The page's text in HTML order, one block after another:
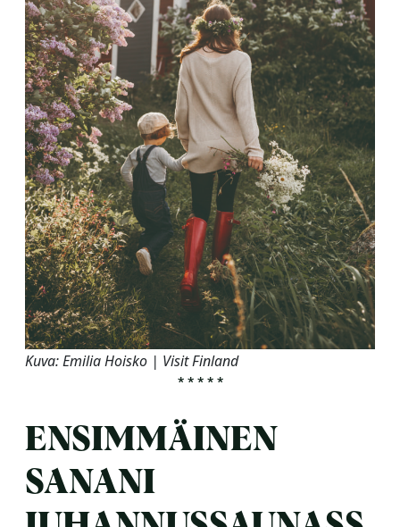
Kuva: Emilia Hoisko | Visit Finland
*****
ENSIMMÄINEN
SANANI